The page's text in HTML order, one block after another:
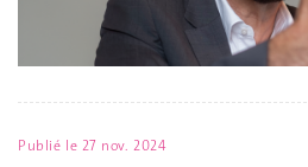
Publié le 27 nov. 2024